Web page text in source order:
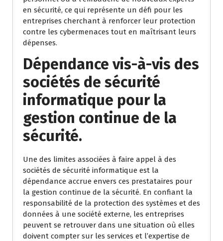
en sécurité, ce qui représente un défi pour les
entreprises cherchant à renforcer leur protection
contre les cybermenaces tout en maîtrisant leurs
dépenses.
Dépendance vis-à-vis des
sociétés de sécurité
informatique pour la
gestion continue de la
sécurité.
Une des limites associées à faire appel à des
sociétés de sécurité informatique est la
dépendance accrue envers ces prestataires pour
la gestion continue de la sécurité. En confiant la
responsabilité de la protection des systèmes et des
données à une société externe, les entreprises
peuvent se retrouver dans une situation où elles
doivent compter sur les services et l’expertise de